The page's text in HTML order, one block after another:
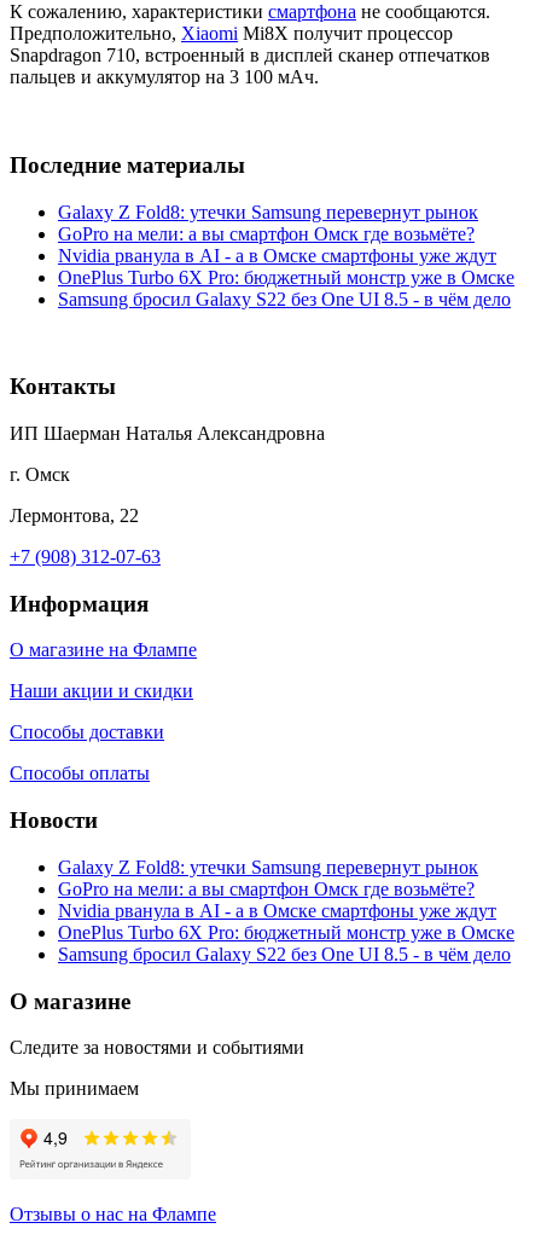
К сожалению, характеристики смартфона не сообщаются.
Предположительно, Xiaomi Mi8X получит процессор
Snapdragon 710, встроенный в дисплей сканер отпечатков
пальцев и аккумулятор на 3 100 мАч.
Последние материалы
Galaxy Z Fold8: утечки Samsung перевернут рынок
GoPro на мели: а вы смартфон Омск где возьмёте?
Nvidia рванула в AI - а в Омске смартфоны уже ждут
OnePlus Turbo 6X Pro: бюджетный монстр уже в Омске
Samsung бросил Galaxy S22 без One UI 8.5 - в чём дело
Контакты
ИП Шаерман Наталья Александровна
г. Омск
Лермонтова, 22
+7 (908) 312-07-63
Информация
О магазине на Флампе
Наши акции и скидки
Способы доставки
Способы оплаты
Новости
Galaxy Z Fold8: утечки Samsung перевернут рынок
GoPro на мели: а вы смартфон Омск где возьмёте?
Nvidia рванула в AI - а в Омске смартфоны уже ждут
OnePlus Turbo 6X Pro: бюджетный монстр уже в Омске
Samsung бросил Galaxy S22 без One UI 8.5 - в чём дело
О магазине
Следите за новостями и событиями
Мы принимаем
Отзывы о нас на Флампе